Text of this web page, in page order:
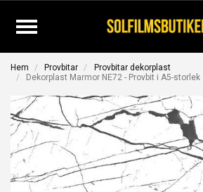
Hem Provbitar
Provbitar dekorplast
Dekorplast Marmor NE72 - Provbit i A5-storlek